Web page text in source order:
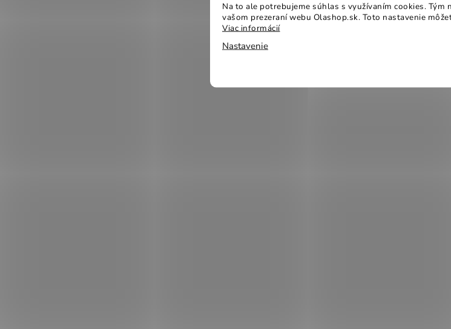
Na to ale potrebujeme súhlas s využívaním cookies. Tým
vašom prezeraní webu Olashop.sk. Toto nastavenie
Viac informácií
Nastavenie